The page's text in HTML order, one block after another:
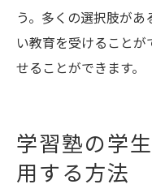
う。多くの選択肢があ
い教育を受けることが
せることができます。
学習塾の学
用する方法